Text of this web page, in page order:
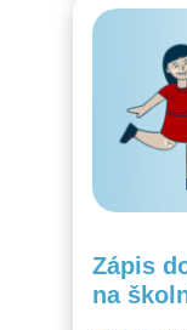
Zápis
na